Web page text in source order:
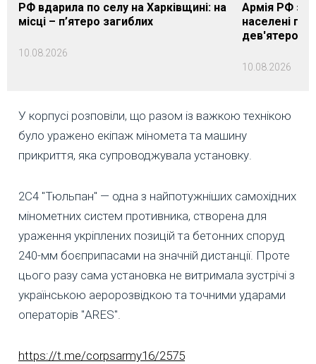
РФ вдарила по селу на Харківщині: на
місці – п’ятеро загиблих
10.08.2026
Армія РФ за
населені
дев'ятеро
10.08.2026
У корпусі розповіли, що разом із важкою технікою
було уражено екіпаж міномета та машину
прикриття, яка супроводжувала установку.
2С4 "Тюльпан" — одна з найпотужніших самохідних
мінометних систем противника, створена для
ураження укріплених позицій та бетонних споруд
240-мм боєприпасами на значній дистанції. Проте
цього разу сама установка не витримала зустрічі з
українською аеророзвідкою та точними ударами
операторів "ARES".
https://t.me/corpsarmy16/2575